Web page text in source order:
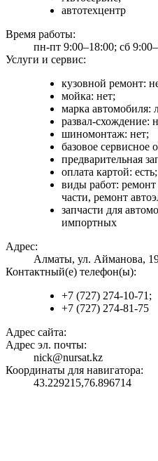
автотехцентр
Время работы:
пн-пт 9:00–18:00; сб
Услуги и сервис:
кузовной ремонт:
мойка: нет;
марка автомобиля:
развал-схождение:
шиномонтаж: нет;
базовое сервисное
предварительная
оплата картой: есть;
виды работ: ремонт
части, ремонт
запчасти для
импортных
Адрес:
Алматы, ул. Айманова,
Контактный(е) телефон(ы):
+7 (727) 274-10-71;
+7 (727) 274-81-75
Адрес сайта:
Адрес эл. почты:
nick@nursat.kz
Координаты для навигатора:
43.229215,76.896714